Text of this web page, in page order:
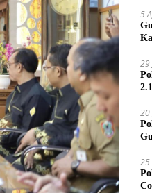
5
29
20
25